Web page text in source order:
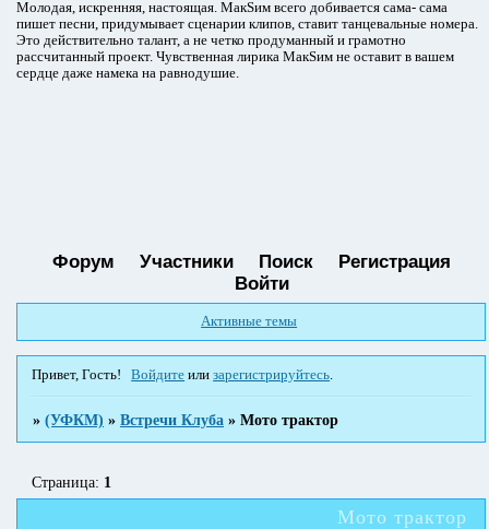
Молодая, искренняя, настоящая. МакSим всего добивается сама- сама
пишет песни, придумывает сценарии клипов, ставит танцевальные номера.
Это действительно талант, а не четко продуманный и грамотно
рассчитанный проект. Чувственная лирика МакSим не оставит в вашем
сердце даже намека на равнодушие.
Форум Участники Поиск
Регистрация
Войти
Активные темы
Привет, Гость! Войдите илизарегистрируйтесь
»(УФКМ) »Встречи Клуба »Мото трактор
Мото трактор
Страница: 1